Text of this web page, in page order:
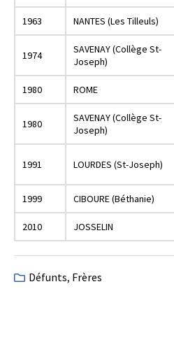
1963 NANTES (Les Tilleuls)
1974
SAVENAY (Collège St-
Joseph)
1980 ROME
1980
SAVENAY (Collège St-
Joseph)
1991 LOURDES (St-Joseph)
1999 CIBOURE (Béthanie)
2010 JOSSELIN
Défunts, Frères